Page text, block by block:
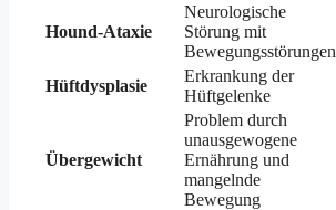
Hound-Ataxie
Neurologische
Störung mit
Bewegungsstörungen
Hüftdysplasie
Erkrankung der
Hüftgelenke
Übergewicht
Problem durch
unausgewogene
Ernährung und
mangelnde
Bewegung